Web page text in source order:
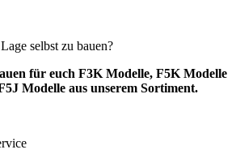
selbst zu bauen?
für euch F3K Modelle, F5K Modelle
Modelle aus unserem Sortiment.